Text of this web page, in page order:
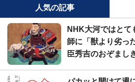
人気の記事
NHK大河ではとて
師に「獣より劣っ
臣秀吉のおぞまし